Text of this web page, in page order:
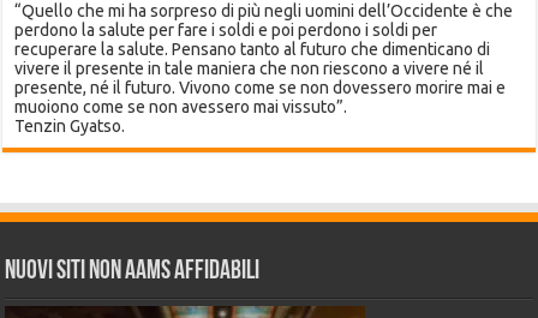
“Quello che mi ha sorpreso di più negli uomini dell’Occidente è che
perdono la salute per fare i soldi e poi perdono i soldi per
recuperare la salute. Pensano tanto al futuro che dimenticano di
vivere il presente in tale maniera che non riescono a vivere né il
presente, né il futuro. Vivono come se non dovessero morire mai e
muoiono come se non avessero mai vissuto”.
Tenzin Gyatso.
Nuovi siti non AAMS affidabili